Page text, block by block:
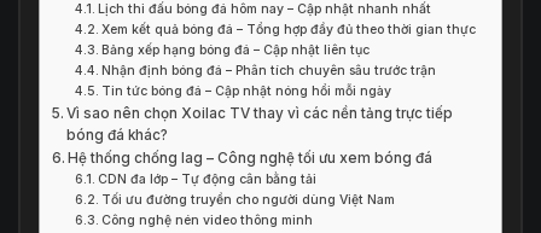
Lịch thi đấu bóng đá hôm nay – Cập nhật nhanh nhất
Xem kết quả bóng đá – Tổng hợp đầy đủ theo thời gian thực
Bảng xếp hạng bóng đá – Cập nhật liên tục
Nhận định bóng đá – Phân tích chuyên sâu trước trận
Tin tức bóng đá – Cập nhật nóng hổi mỗi ngày
Vì sao nên chọn Xoilac TV thay vì các nền tảng trực tiếp
bóng đá khác?
Hệ thống chống lag – Công nghệ tối ưu xem bóng đá
CDN đa lớp – Tự động cân bằng tải
Tối ưu đường truyền cho người dùng Việt Nam
Công nghệ nén video thông minh